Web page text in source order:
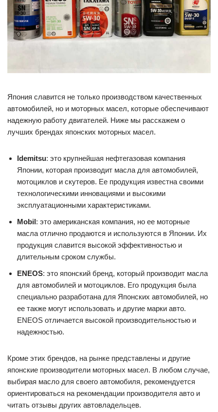
Япония славится не только производством качественных
автомобилей, но и моторных масел, которые обеспечивают
надежную работу двигателей. Ниже мы расскажем о
лучших брендах японских моторных масел.
Idemitsu: это крупнейшая нефтегазовая компания
Японии, которая производит масла для автомобилей,
мотоциклов и скутеров. Ее продукция известна своими
технологическими инновациями и высокими
эксплуатационными характеристиками.
Mobil: это американская компания, но ее моторные
масла отлично продаются и используются в Японии. Их
продукция славится высокой эффективностью и
длительным сроком службы.
ENEOS: это японский бренд, который производит масла
для автомобилей и мотоциклов. Его продукция была
специально разработана для Японских автомобилей, но
ее также могут использовать и другие марки авто.
ENEOS отличается высокой производительностью и
надежностью.
Кроме этих брендов, на рынке представлены и другие
японские производители моторных масел. В любом случае,
выбирая масло для своего автомобиля, рекомендуется
ориентироваться на рекомендации производителя авто и
читать отзывы других автовладельцев.